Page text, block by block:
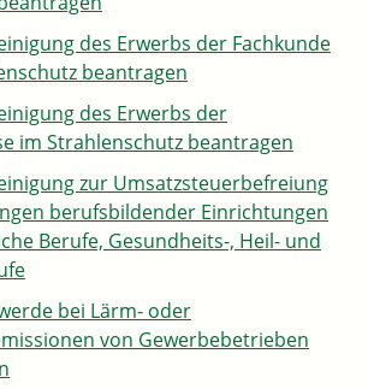
des Erwerbs der Fachkunde
beantragen
des Erwerbs der
im Strahlenschutz beantragen
zur Umsatzsteuerbefreiung
berufsbildender Einrichtungen
Berufe, Gesundheits-, Heil- und
bei Lärm- oder
von Gewerbebetrieben